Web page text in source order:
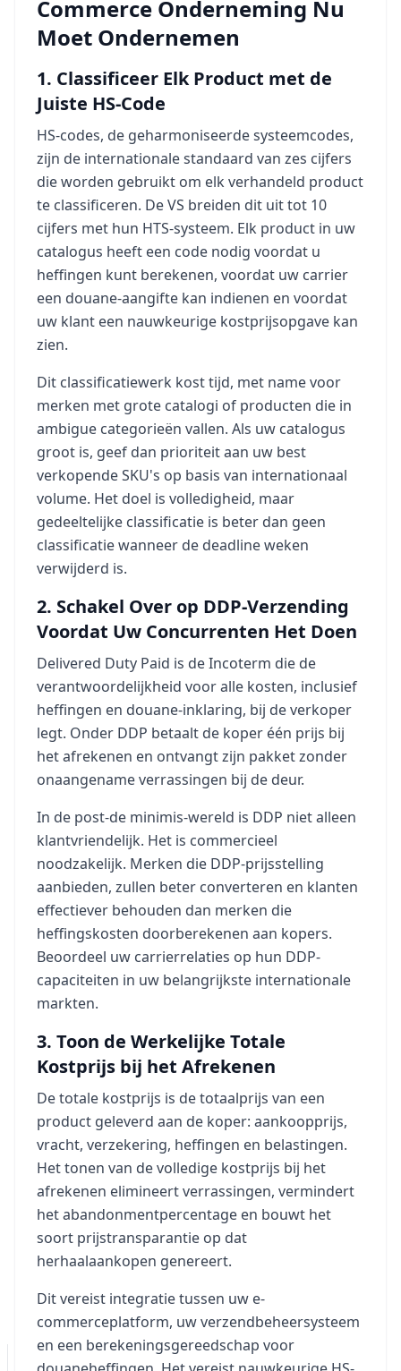
Commerce Onderneming Nu
Moet Ondernemen
1. Classificeer Elk Product met de
Juiste HS-Code
HS-codes, de geharmoniseerde systeemcodes,
zijn de internationale standaard van zes cijfers
die worden gebruikt om elk verhandeld product
te classificeren. De VS breiden dit uit tot 10
cijfers met hun HTS-systeem. Elk product in uw
catalogus heeft een code nodig voordat u
heffingen kunt berekenen, voordat uw carrier
een douane-aangifte kan indienen en voordat
uw klant een nauwkeurige kostprijsopgave kan
zien.
Dit classificatiewerk kost tijd, met name voor
merken met grote catalogi of producten die in
ambigue categorieën vallen. Als uw catalogus
groot is, geef dan prioriteit aan uw best
verkopende SKU's op basis van internationaal
volume. Het doel is volledigheid, maar
gedeeltelijke classificatie is beter dan geen
classificatie wanneer de deadline weken
verwijderd is.
2. Schakel Over op DDP-Verzending
Voordat Uw Concurrenten Het Doen
Delivered Duty Paid is de Incoterm die de
verantwoordelijkheid voor alle kosten, inclusief
heffingen en douane-inklaring, bij de verkoper
legt. Onder DDP betaalt de koper één prijs bij
het afrekenen en ontvangt zijn pakket zonder
onaangename verrassingen bij de deur.
In de post-de minimis-wereld is DDP niet alleen
klantvriendelijk. Het is commercieel
noodzakelijk. Merken die DDP-prijsstelling
aanbieden, zullen beter converteren en klanten
effectiever behouden dan merken die
heffingskosten doorberekenen aan kopers.
Beoordeel uw carrierrelaties op hun DDP-
capaciteiten in uw belangrijkste internationale
markten.
3. Toon de Werkelijke Totale
Kostprijs bij het Afrekenen
De totale kostprijs is de totaalprijs van een
product geleverd aan de koper: aankoopprijs,
vracht, verzekering, heffingen en belastingen.
Het tonen van de volledige kostprijs bij het
afrekenen elimineert verrassingen, vermindert
het abandonmentpercentage en bouwt het
soort prijstransparantie op dat
herhaalaankopen genereert.
Dit vereist integratie tussen uw e-
commerceplatform, uw verzendbeheersysteem
en een berekeningsgereedschap voor